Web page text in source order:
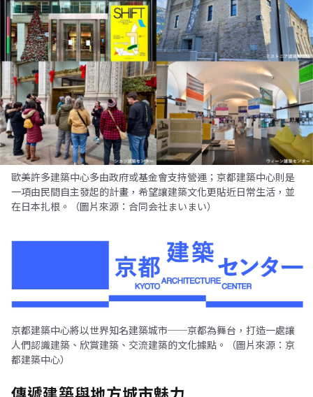
歐美許多建築中心多由政府或基金會支持營運；京都建築中心則是
一項由民間自主發起的計畫，希望讓建築文化更貼近日常生活，並
在日本扎根。（圖片來源：合同会社まいまい）
京都建築中心將以世界知名建築城市──京都為舞台，打造一處讓
人們認識建築、欣賞建築、交流建築的文化據點。（圖片來源：京
都建築中心）